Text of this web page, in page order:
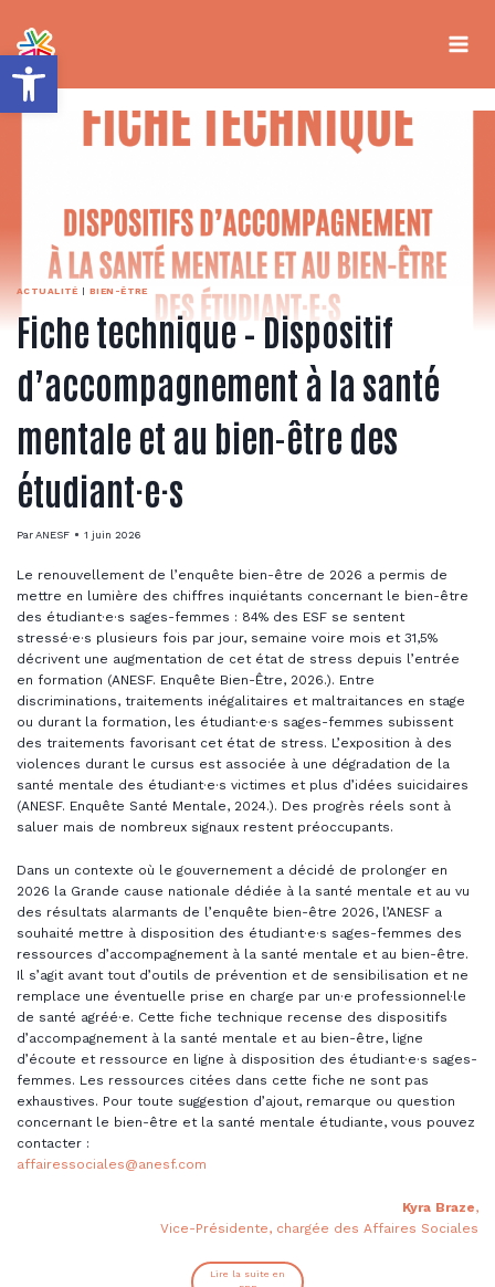
Ouvrir la barre d’outils
contenu
ACTUALITÉ |BIEN-ÊTRE
Fiche technique – Dispositif
d’accompagnement à la santé
mentale et au bien-être des
étudiant·e·s
ParANESF 1 juin 2026
Le renouvellement de l’enquête bien-être de 2026 a permis de
mettre en lumière des chiffres inquiétants concernant le bien-être
des étudiant·e·s sages-femmes : 84% des ESF se sentent
stressé·e·s plusieurs fois par jour, semaine voire mois et 31,5%
décrivent une augmentation de cet état de stress depuis l’entrée
en formation (ANESF. Enquête Bien-Être, 2026.). Entre
discriminations, traitements inégalitaires et maltraitances en stage
ou durant la formation, les étudiant·e·s sages-femmes subissent
des traitements favorisant cet état de stress. L’exposition à des
violences durant le cursus est associée à une dégradation de la
santé mentale des étudiant·e·s victimes et plus d’idées suicidaires
(ANESF. Enquête Santé Mentale, 2024.). Des progrès réels sont à
saluer mais de nombreux signaux restent préoccupants.
Dans un contexte où le gouvernement a décidé de prolonger en
2026 la Grande cause nationale dédiée à la santé mentale et au vu
des résultats alarmants de l’enquête bien-être 2026, l’ANESF a
souhaité mettre à disposition des étudiant·e·s sages-femmes des
ressources d’accompagnement à la santé mentale et au bien-être.
Il s’agit avant tout d’outils de prévention et de sensibilisation et ne
remplace une éventuelle prise en charge par un·e professionnel·le
de santé agréé·e. Cette fiche technique recense des dispositifs
d’accompagnement à la santé mentale et au bien-être, ligne
d’écoute et ressource en ligne à disposition des étudiant·e·s sages-
femmes. Les ressources citées dans cette fiche ne sont pas
exhaustives. Pour toute suggestion d’ajout, remarque ou question
concernant le bien-être et la santé mentale étudiante, vous pouvez
contacter :
affairessociales@anesf.com
Kyra Braze,
Vice-Présidente, chargée des Affaires Sociales
Lire la suite en